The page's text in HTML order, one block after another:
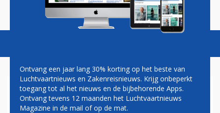
Magazine Podcasts Vacatures
LYNX AIR
Ontvang een jaar lang 30% korting op het beste van
Luchtvaartnieuws en Zakenreisnieuws. Krijg onbeperkt
toegang tot al het nieuws en de bijbehorende Apps.
Ontvang tevens 12 maanden het Luchtvaartnieuws
Magazine in de mail of op de mat.